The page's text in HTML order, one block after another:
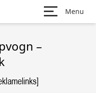
Menu
–